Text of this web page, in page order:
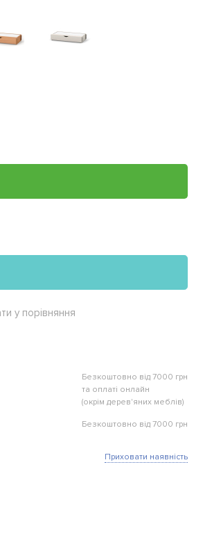
у порівняння
Безкоштовно від 7000 грн
та оплаті онлайн
(окрім дерев'яних меблів)
Безкоштовно від 7000 грн
Приховати наявність